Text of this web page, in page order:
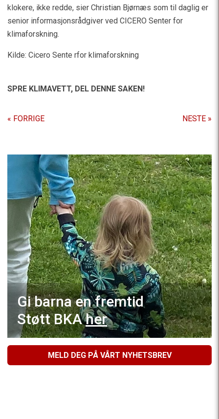
klokere, ikke redde, sier Christian Bjørnæs som til daglig er
senior informasjonsrådgiver ved CICERO Senter for
klimaforskning.
Kilde: Cicero Sente rfor klimaforskning
SPRE KLIMAVETT, DEL DENNE SAKEN!
« FORRIGE NESTE »
Gi barna en fremtid
Støtt BKAher
MELD DEG PÅ VÅRT NYHETSBREV